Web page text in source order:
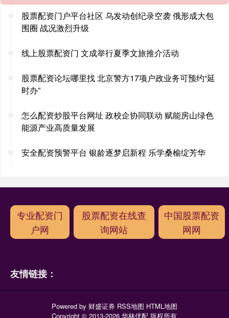
股票配资门户平台社区 乌发动创纪录空袭 俄形成大包
围圈 战况激烈升级
线上股票配资门 文成举行夏季文旅推介活动
股票配资论坛哪里找 北京警方17项户政业务可预约“延
时办”
怎么配资炒股平台网址 政校企协同联动 赋能房山绿色
能源产业高质量发展
安全配资预警平台 银龄逐梦启新程 乐学桑榆绽芳华
专业配资门
户网
股票配资在线查
询网站
中国股票配资
网网
友情链接：
Powered by 财盛证券 RSS地图 HTML地图
Copyright© 2013-2026 华林优配 版权所有